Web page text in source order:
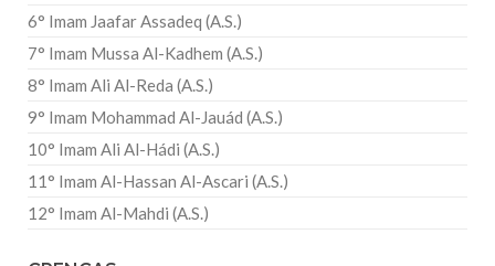
6° Imam Jaafar Assadeq (A.S.)
7° Imam Mussa Al-Kadhem (A.S.)
8° Imam Ali Al-Reda (A.S.)
9° Imam Mohammad Al-Jauád (A.S.)
10° Imam Ali Al-Hádi (A.S.)
11° Imam Al-Hassan Al-Ascari (A.S.)
12° Imam Al-Mahdi (A.S.)